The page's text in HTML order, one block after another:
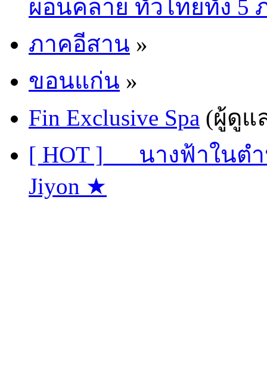
ผ่อนคลาย ทั่วไทยทั้ง 5
ภาคอีสาน »
ขอนแก่น »
Fin Exclusive Spa (ผู้ดูแ
[ HOT ]___นางฟ้าในต
Jiyon ★